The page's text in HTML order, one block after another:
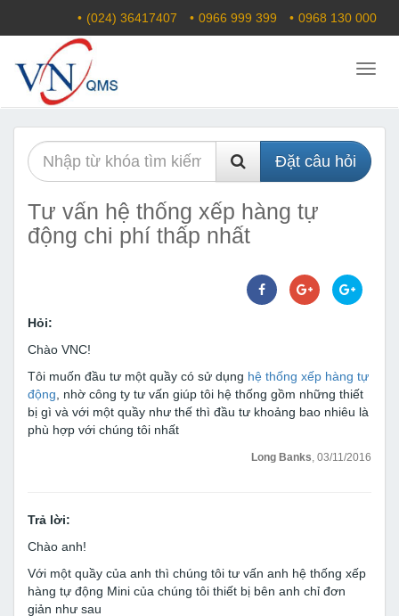
(024) 36417407 0966 999 399 0968 130 000
Menu
Đặt câu hỏi
Tư vấn hệ thống xếp hàng tự
động chi phí thấp nhất
Hỏi:
Chào VNC!
Tôi muốn đầu tư một quầy có sử dụng hệ thống xếp hàng tự
động , nhờ công ty tư vấn giúp tôi hệ thống gồm những thiết
bị gì và với một quầy như thế thì đầu tư khoảng bao nhiêu là
phù hợp với chúng tôi nhất
Long Banks, 03/11/2016
Trả lời:
Chào anh!
Với một quầy của anh thì chúng tôi tư vấn anh hệ thống xếp
hàng tự động Mini của chúng tôi thiết bị bên anh chỉ đơn
giản như sau